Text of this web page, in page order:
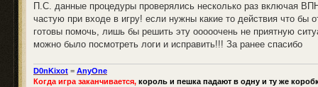
П.С. данные процедуры проверялись несколько раз включая
частую при входе в игру! если нужны какие то действия что бы
готовы помочь, лишь бы решить эту ооооочень не приятную
можно было посмотреть логи и исправить!!! За ранее спасибо
D0nKixot = AnyOne
Когда игра заканчивается, король и пешка падают в одну и ту же